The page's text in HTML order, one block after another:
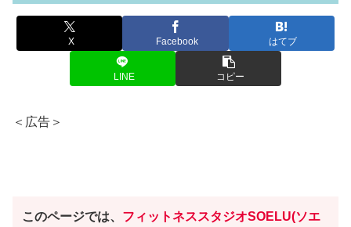
X Facebook はてブ
LINE コピー
＜広告＞
このページでは、 フィットネススタジオSOELU(ソエ